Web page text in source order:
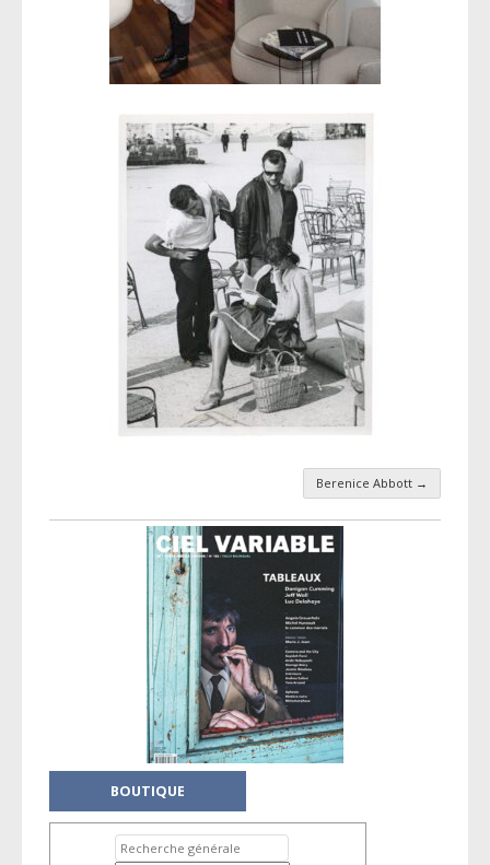
Navigation par taxonomie
Berenice Abbott →
BOUTIQUE